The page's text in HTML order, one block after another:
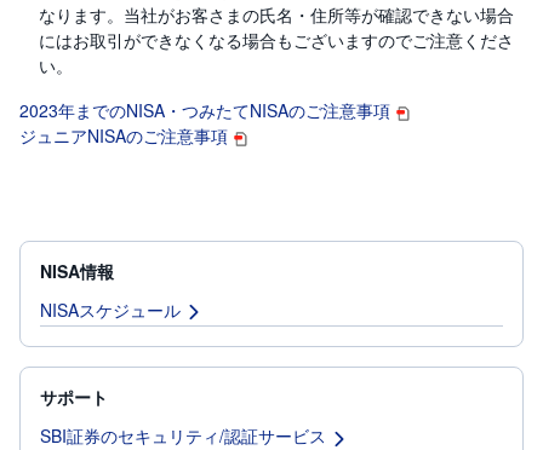
なります。当社がお客さまの氏名・住所等が確認できない場合
にはお取引ができなくなる場合もございますのでご注意くださ
い。
2023年までのNISA・つみたてNISAのご注意事項
ジュニアNISAのご注意事項
NISA情報
NISAスケジュール
サポート
SBI証券のセキュリティ/認証サービス